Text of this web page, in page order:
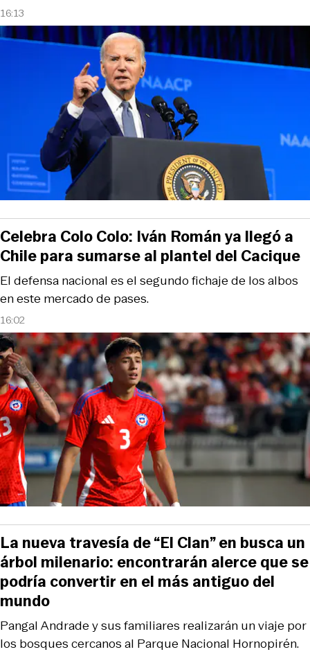
16:13
16:02
El defensa nacional es el segundo fichaje de los albos
en este mercado de pases.
Celebra Colo Colo: Iván Román ya llegó a
Chile para sumarse al plantel del Cacique
Pangal Andrade y sus familiares realizarán un viaje por
los bosques cercanos al Parque Nacional Hornopirén.
La nueva travesía de “El Clan” en busca un
árbol milenario: encontrarán alerce que se
podría convertir en el más antiguo del
mundo